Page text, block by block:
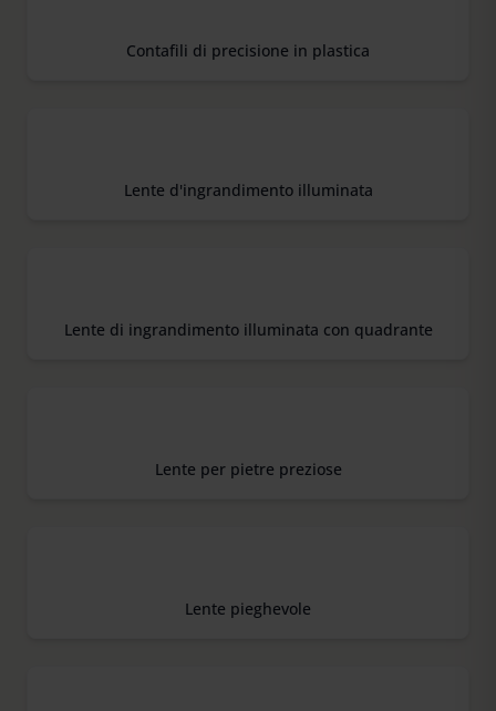
Contafili di precisione in plastica
Lente d'ingrandimento illuminata
Lente di ingrandimento illuminata con quadrante
Lente per pietre preziose
Lente pieghevole